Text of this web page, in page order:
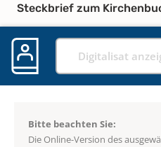
Steckbrief zum
Digitalisat
Bitte beachten Sie:
Die Online-Version des